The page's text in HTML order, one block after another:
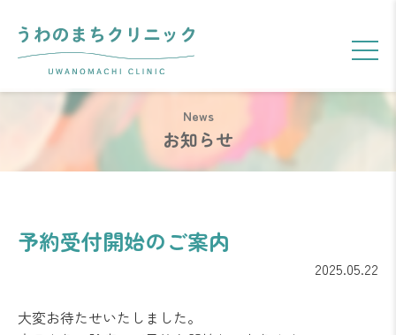
お知らせ
予約受付開始のご案内
2025.05.22
大変お待たせいたしました。